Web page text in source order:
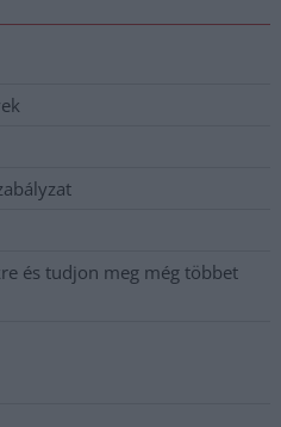
és tudjon meg még többet